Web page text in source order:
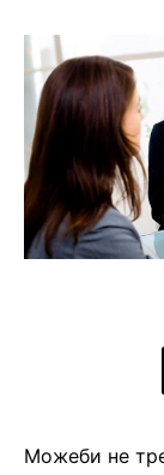
Можеби не